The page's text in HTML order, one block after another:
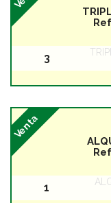
3
Venta
1